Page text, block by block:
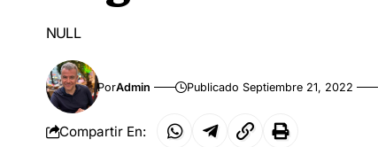
NULL
PorAdmin Publicado Septiembre 21, 2022
Compartir En: